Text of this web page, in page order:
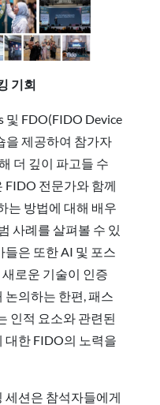
기회
및 FDO(FIDO Device
을 제공하여 참가자
더 깊이 파고들 수
FIDO 전문가와 함께
는 방법에 대해 배우
사례를 살펴볼 수 있
은 또한 AI 및 포스
로운 기술이 인증
의하는 한편, 패스
인적 요소와 관련된
대한 FIDO의 노력을
세션은 참석자들에게